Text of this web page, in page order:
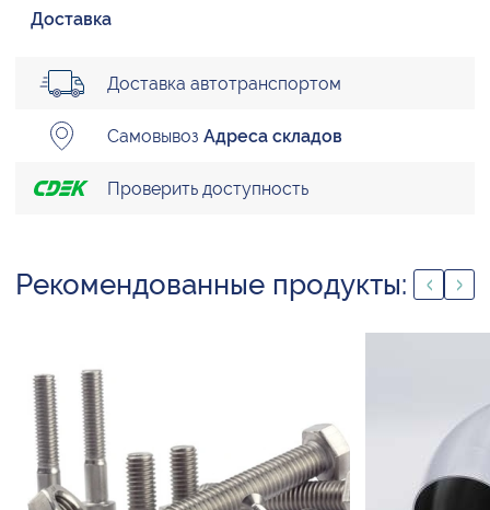
Доставка
Доставка автотранспортом
Самовывоз Адреса складов
Проверить доступность
Рекомендованные продукты: